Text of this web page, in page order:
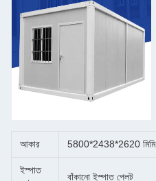
আকার 5800*2438*2620 মিমি
ইস্পাত
বাঁকানো ইস্পাত প্লেট